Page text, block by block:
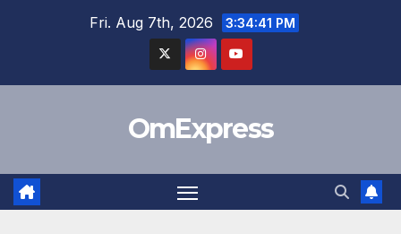
Fri. Aug 7th, 2026 3:34:42 PM
OmExpress